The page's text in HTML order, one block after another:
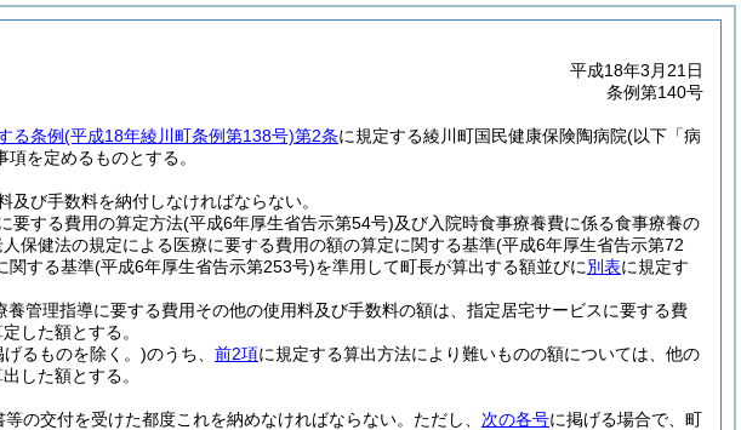
平成18年3月21日
条例第140号
る条例(平成18年綾川町条例第138号)第2条に規定する綾川町国民健康保険陶病院(以下「病
を定めるものとする。
び手数料を納付しなければならない。
要する費用の算定方法(平成6年厚生省告示第54号)及び入院時食事療養費に係る食事療養の
人保健法の規定による医療に要する費用の額の算定に関する基準(平成6年厚生省告示第72
関する基準(平成6年厚生省告示第253号)を準用して町長が算出する額並びに別表に規定す
管理指導に要する費用その他の使用料及び手数料の額は、指定居宅サービスに要する費
した額とする。
げるものを除く。)のうち、 前2項に規定する算出方法により難いものの額については、他の
した額とする。
の交付を受けた都度これを納めなければならない。 ただし、 次の各号に掲げる場合で、町